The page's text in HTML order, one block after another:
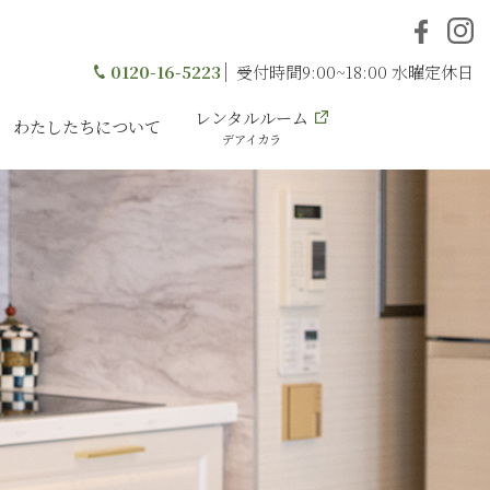
0120-16-5223 受付時間9:00~18:00 水曜定休日
わたしたちについて レンタルルーム
デアイカラ